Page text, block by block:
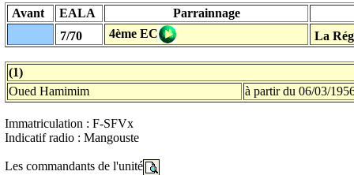
Avant EALA
Parrainnage
7/70
4ème EC La
(1)
Oued Hamimim
à partir du 06/03/
Immatriculation : F-SFVx
Indicatif radio : Mangouste
Les commandants de l'unité